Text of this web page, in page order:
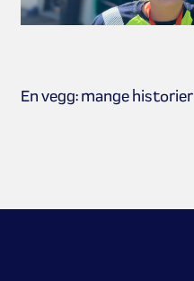
En vegg: mange historier